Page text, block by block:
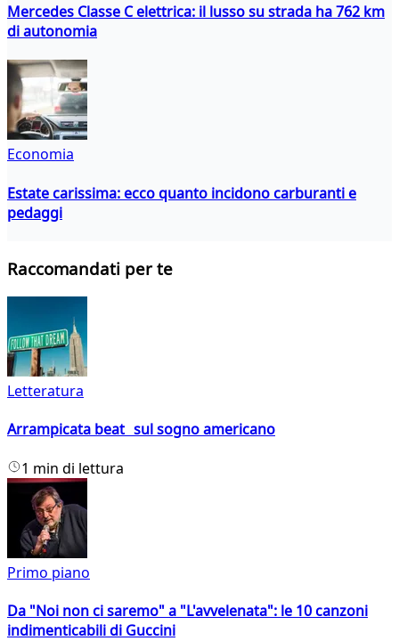
Mercedes Classe C elettrica: il lusso su strada ha 762 km
di autonomia
Economia
Estate carissima: ecco quanto incidono carburanti e
pedaggi
Raccomandati per te
Letteratura
Arrampicata beat sul sogno americano
1 min di lettura
Primo piano
Da "Noi non ci saremo" a "L'avvelenata": le 10 canzoni
indimenticabili di Guccini